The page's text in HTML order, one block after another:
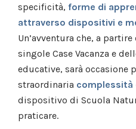
specificità, forme di
attraverso dispositivi e
Un’avventura che, a
singole Case Vacanza e
educative, sarà occasione
straordinaria complessità
dispositivo di Scuola
praticare.